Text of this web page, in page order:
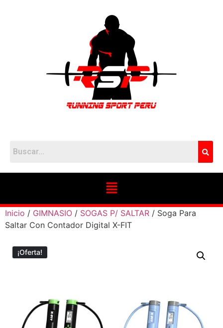
Inicio / GIMNASIO / SOGAS P/ SALTAR / Soga Para
Saltar Con Contador Digital X-FIT
¡Oferta!